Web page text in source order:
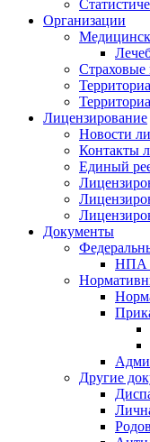
Организации
Страховые
Лицензирование
Новости
Контакты
Единый
Документы
НПА
Другие